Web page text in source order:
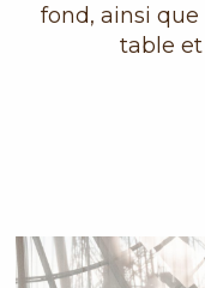
fond, ainsi
table